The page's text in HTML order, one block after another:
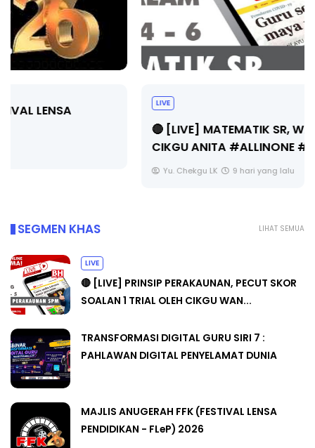
🔴 [LIVE] MATEMATIK SR, WANG TAHUN 6 OLEH
CIKGU ANITA #ALLINONE #141 #...
9 hari yang lalu
LIHAT SEMUA
SEGMEN KHAS
LIVE
🔴 [LIVE] PRINSIP PERAKAUNAN, PECUT SKOR
SOALAN 1 TRIAL OLEH CIKGU WAN...
TRANSFORMASI DIGITAL GURU SIRI 7 :
PAHLAWAN DIGITAL PENYELAMAT DUNIA
MAJLIS ANUGERAH FFK (FESTIVAL LENSA
PENDIDIKAN - FLeP) 2026